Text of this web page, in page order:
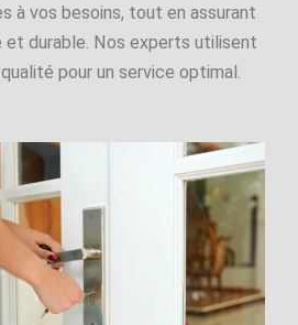
à vos besoins, tout en assurant
et durable. Nos experts utilisent
pour un service optimal.